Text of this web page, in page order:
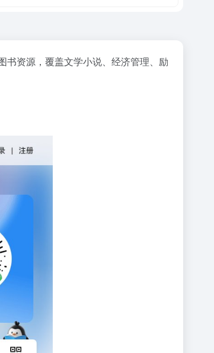
书资源，覆盖文学小说、经济管理、励